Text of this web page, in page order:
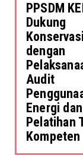
PPSDM
Dukung
dengan
Audit
Energi dan
Pelatihan
Kompeten